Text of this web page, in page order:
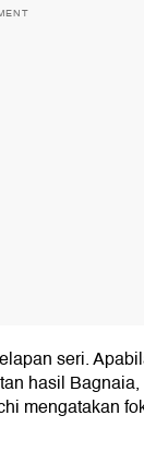
seri.
hasil
mengatakan